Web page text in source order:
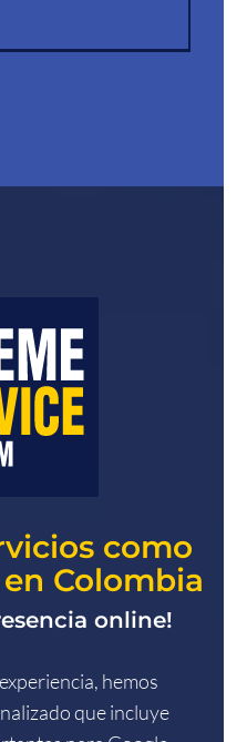
como
Colombia
online!
hemos
que incluye